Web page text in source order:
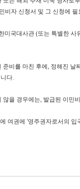
비자 신청서 및 그 신청에
국대사관 (또는 특별한
비를 마친 후에, 정해진 날
다.
을 경우에는, 발급된 이민
여권에 '영주권자로서의 입